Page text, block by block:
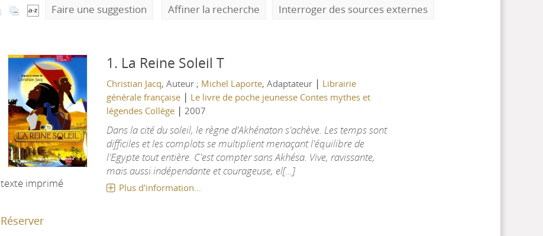
Faire une suggestion Affiner la recherche Interroger des sources externes
texte imprimé
1. La Reine Soleil T
Christian Jacq, Auteur ; Michel Laporte, Adaptateur | Librairie
générale française| Le livre de poche jeunesse Contes mythes et
légendes Collège| 2007
Dans la cité du soleil, le règne d'Akhénaton s'achève. Les temps sont
difficiles et les complots se multiplient menaçant l'équilibre de
l'Egypte tout entière. C'est compter sans Akhésa. Vive, ravissante,
mais aussi indépendante et courageuse, el[...]
Plus d'information...
Réserver